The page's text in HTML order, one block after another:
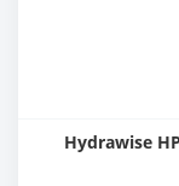
Hydrawise